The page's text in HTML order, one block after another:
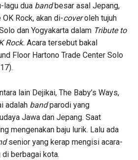
lagu dua bandbesar asal Jepang,
OK Rock, akan di-coveroleh tujuh
dan Yogyakarta dalam Tribute to
Rock. Acara tersebut bakal
Floor Hartono Trade Center Solo
lain Dejikai, The Baby’s Ways,
adalah bandparodi yang
Jawa dan Jepang. Saat
mengenakan baju lurik. Lalu ada
senior yang kerap mengisi acara-
berbagai kota.